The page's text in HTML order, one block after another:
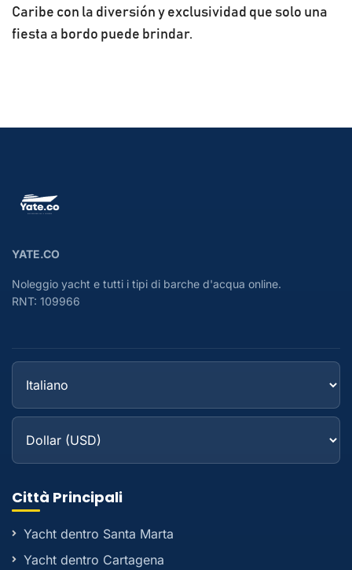
Caribe con la diversión y exclusividad que solo una
fiesta a bordo puede brindar.
YATE.CO
Noleggio yacht e tutti i tipi di barche d'acqua online.
RNT: 109966
Città Principali
Yacht dentro Santa Marta
Yacht dentro Cartagena